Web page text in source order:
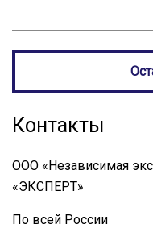
4
марта
N473-
р
Контакты
ООО «Независимая
«ЭКСПЕРТ»
По всей России